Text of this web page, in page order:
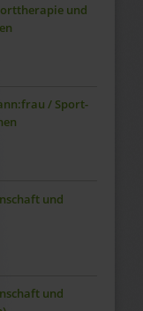
und
/ Sport-
und
und